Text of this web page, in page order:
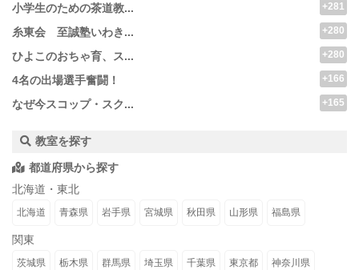
小学生のための茶道教... +281
糸東会 至誠塾いわき... +280
ひよこのおちゃ育、ス... +280
4名の出場選手奮闘！ +166
なぜ今スコップ・スク... +165
教室を探す
都道府県から探す
北海道・東北
北海道 青森県 岩手県 宮城県 秋田県 山形県 福島県
関東
茨城県 栃木県 群馬県 埼玉県 千葉県 東京都 神奈川県